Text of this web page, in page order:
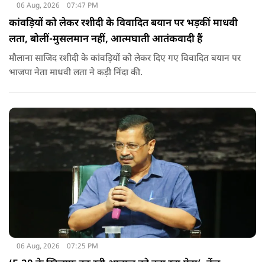
06 Aug, 2026 07:47 PM
कांवड़ियों को लेकर रशीदी के विवादित बयान पर भड़कीं माधवी
लता, बोलीं-मुसलमान नहीं, आत्मघाती आतंकवादी हैं
मौलाना साजिद रशीदी के कांवड़ियों को लेकर दिए गए विवादित बयान पर
भाजपा नेता माधवी लता ने कड़ी निंदा की.
06 Aug, 2026 07:25 PM